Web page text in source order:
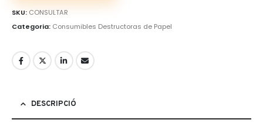
SKU: CONSULTAR
Categoria: Consumibles Destructoras de Papel
DESCRIPCIÓ